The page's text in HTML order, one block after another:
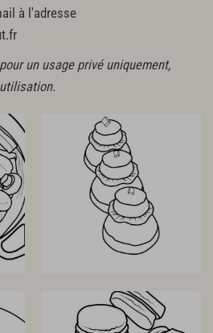
à l'adresse
un usage privé uniquement,